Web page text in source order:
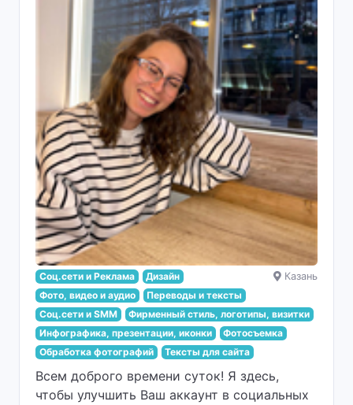
Казань
Соц.сети и Реклама
Дизайн
Фото, видео и аудио
Переводы и тексты
Соц.сети и SMM
Фирменный стиль, логотипы, визитки
Инфографика, презентации, иконки
Фотосъемка
Обработка фотографий
Тексты для сайта
Всем доброго времени суток! Я здесь,
чтобы улучшить Ваш аккаунт в социальных